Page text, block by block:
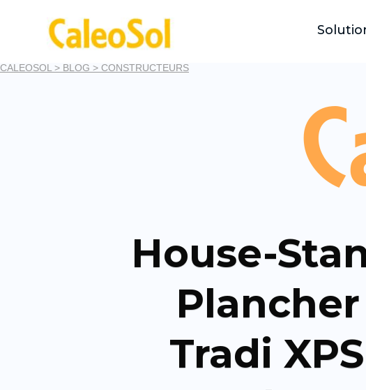
CALEOSOL > BLOG > CONSTRUCTEURS
House-
Tradi